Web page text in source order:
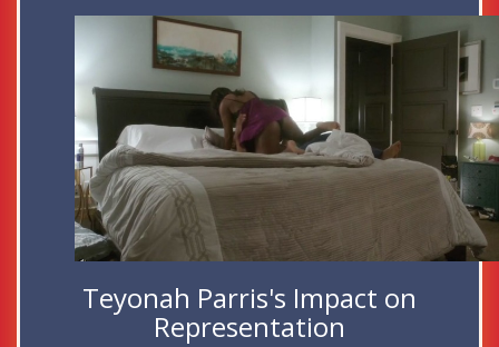
Teyonah Parris's Impact on
Representation